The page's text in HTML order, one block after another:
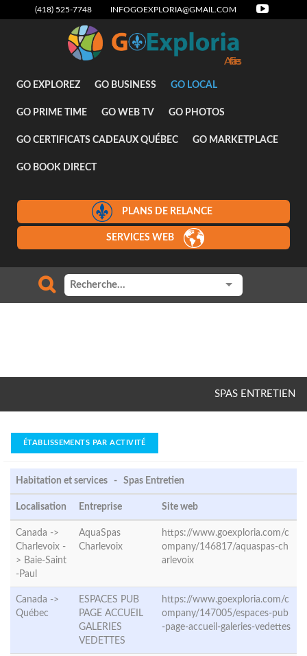
(418) 525-7748 INFOGOEXPLORIA@GMAIL.COM
GO EXPLOREZ GO BUSINESS GO LOCAL
GO PRIME TIME GO WEB TV GO PHOTOS
GO CERTIFICATS CADEAUX QUÉBEC GO MARKETPLACE
GO BOOK DIRECT
PLANS DE RELANCE
SERVICES WEB
SPAS ENTRETIEN
ÉTABLISSEMENTS PAR ACTIVITÉ
Habitation et services - Spas Entretien
Localisation Entreprise Site web
Canada ->
Charlevoix -
> Baie-Saint
-Paul
AquaSpas
Charlevoix
https://www.goexploria.com/c
ompany/146817/aquaspas-ch
arlevoix
Canada ->
Québec
ESPACES PUB
PAGE ACCUEIL
GALERIES
VEDETTES
https://www.goexploria.com/c
ompany/147005/espaces-pub
-page-accueil-galeries-vedettes